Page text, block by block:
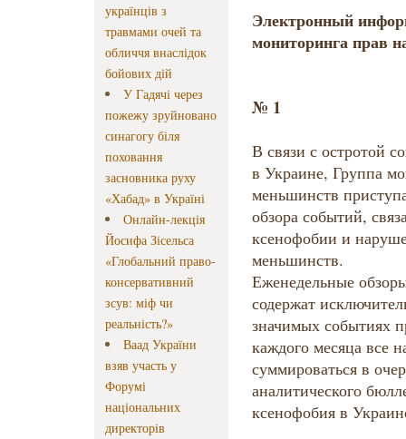
українців з
травмами очей та
обличчя внаслідок
бойових дій
У Гадячі через
пожежу зруйновано
синагогу біля
поховання
засновника руху
«Хабад» в Україні
Онлайн-лекція
Йосифа Зісельса
«Глобальний право-
консервативний
зсув: міф чи
реальність?»
Ваад України
взяв участь у
Форумі
національних
директорів
Электронный
мониторинга прав
№ 1
В связи с остротой
в Украине, Группа
меньшинств
обзора событий,
ксенофобии и
меньшинств.
Еженедельные
содержат
значимых событиях
каждого месяца все
суммироваться в
аналитического
ксенофобия в